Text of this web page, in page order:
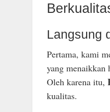
Langsung
Pertama, kami
yang menaikkan
Oleh karena itu,
kualitas.